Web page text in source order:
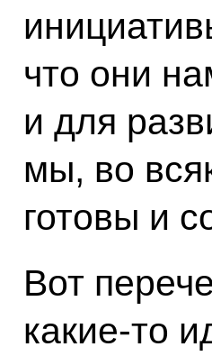
что они
и для
мы, во
готовы и
Вот
какие‑то